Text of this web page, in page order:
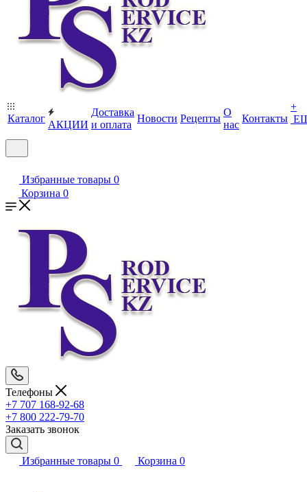
Каталог
АКЦИИ
Доставка
и оплата
Новости Рецепты
О
нас
Контакты
+
Избранные товары 0
Корзина 0
Телефоны
+7 707 168-92-68
+7 800 222-79-70
Заказать звонок
Избранные товары 0 Корзина 0